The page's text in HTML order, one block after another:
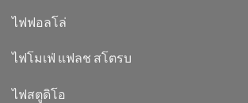
ไฟฟอลโล่
ไฟโมเฟ่ แฟลช สโตรบ
ไฟสตูดิโอ